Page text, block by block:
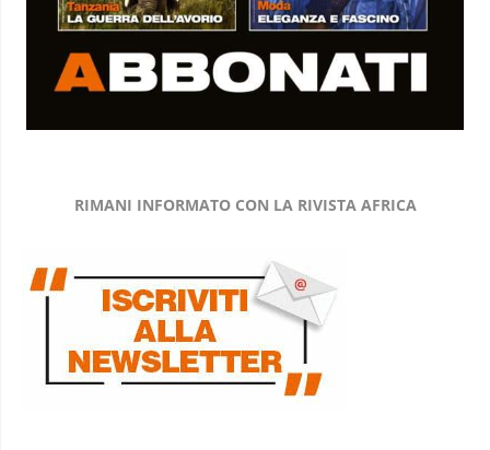
RIMANI INFORMATO CON LA RIVISTA AFRICA